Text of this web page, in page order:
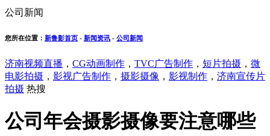
公司新闻
您所在位置： 新鲁影首页 - 新闻资讯 - 公司新闻
济南视频直播 ， CG动画制作 ， TVC广告制作 ， 短片拍摄 ， 微
电影拍摄 ， 影视广告制作 ， 摄影摄像 ， 影视制作 ， 济南宣传片
拍摄 热搜
公司年会摄影摄像要注意哪些